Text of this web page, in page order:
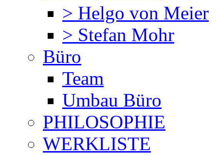
> Helgo von Meier
> Stefan Mohr
Büro
Team
Umbau Büro
PHILOSOPHIE
WERKLISTE